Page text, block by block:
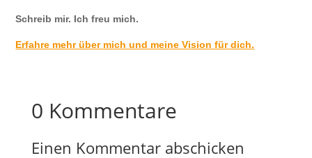
Schreib mir. Ich freu mich.
Erfahre mehr über mich und meine Vision für dich.
0 Kommentare
Einen Kommentar abschicken